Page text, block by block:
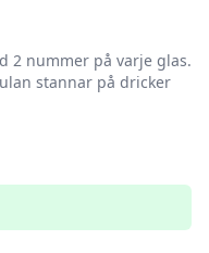
2 nummer på varje glas.
stannar på dricker